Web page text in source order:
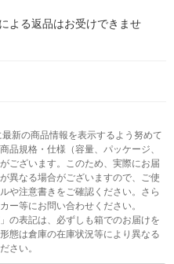
よる返品はお受けできませ
新の商品情報を表示するよう努めて
品規格・仕様（容量、パッケージ、
ございます。このため、実際にお届
異なる場合がございますので、ご使
や注意書きをご確認ください。さら
ー等にお問い合わせください。
の表記は、必ずしも箱でのお届けを
態は倉庫の在庫状況等により異なる
さい。